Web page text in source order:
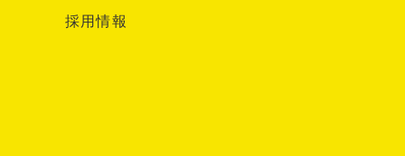
採用情報